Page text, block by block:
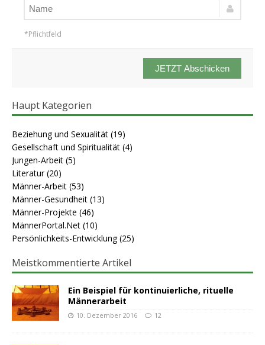
*Pflichtfeld
JETZT Abschicken
Haupt Kategorien
Beziehung und Sexualität (19)
Gesellschaft und Spiritualität (4)
Jungen-Arbeit (5)
Literatur(20)
Männer-Arbeit (53)
Männer-Gesundheit (13)
Männer-Projekte (46)
MännerPortal.Net (10)
Persönlichkeits-Entwicklung(25)
Meistkommentierte Artikel
Ein Beispiel für kontinuierliche, rituelle
Männerarbeit
10. Dezember 2016 12